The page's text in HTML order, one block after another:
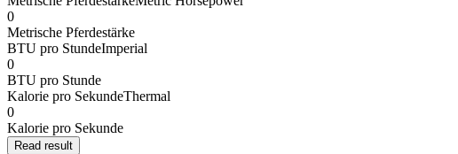
0
Metrische Pferdestärke
BTU pro StundeImperial
0
BTU pro Stunde
Kalorie pro SekundeThermal
0
Kalorie pro Sekunde
Read result